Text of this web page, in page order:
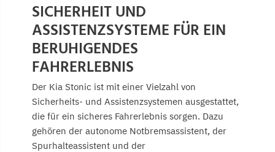
SICHERHEIT UND
ASSISTENZSYSTEME FÜR EIN
BERUHIGENDES
FAHRERLEBNIS
Der Kia Stonic ist mit einer Vielzahl von
Sicherheits- und Assistenzsystemen ausgestattet,
die für ein sicheres Fahrerlebnis sorgen. Dazu
gehören der autonome Notbremsassistent, der
Spurhalteassistent und der